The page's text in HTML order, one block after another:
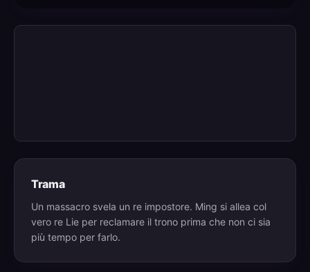
Trama
Un massacro svela un re impostore. Ming si allea col
vero re Lie per reclamare il trono prima che non ci sia
più tempo per farlo.